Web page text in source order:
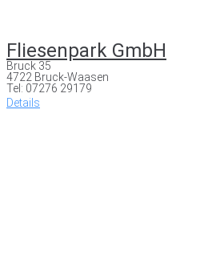
Fliesenpark GmbH
Bruck 35
4722 Bruck-Waasen
Tel: 07276 29179
Details